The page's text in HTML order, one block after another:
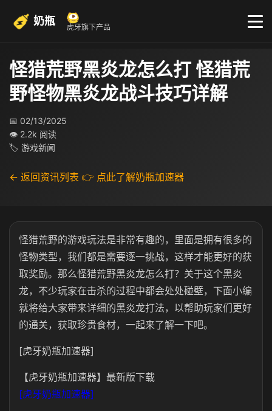
奶瓶 虎牙旗下产品
怪猎荒野黑炎龙怎么打 怪猎荒
野怪物黑炎龙战斗技巧详解
📅 02/13/2025
👁 2.2k 阅读
🏷 游戏新闻
← 返回资讯列表 👉 点此了解奶瓶加速器
怪猎荒野的游戏玩法是非常有趣的，里面是拥有很多的
怪物类型，我们都是需要逐一挑战，这样才能更好的获
取奖励。那么怪猎荒野黑炎龙怎么打？关于这个黑炎
龙，不少玩家在击杀的过程中都会处处碰壁，下面小编
就将给大家带来详细的黑炎龙打法，以帮助玩家们更好
的通关，获取珍贵食材，一起来了解一下吧。
[虎牙奶瓶加速器]
【虎牙奶瓶加速器】最新版下载
[虎牙奶瓶加速器]